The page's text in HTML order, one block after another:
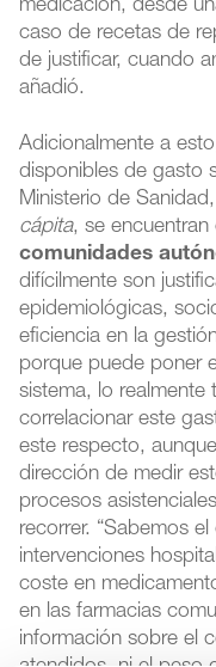
medicación, desde
caso de recetas de
de justificar, cuando
añadió.
Adicionalmente a
disponibles de gasto
Ministerio de
cápita, se encuentran
comunidades
difícilmente son
epidemiológicas,
eficiencia en la
porque puede poner
sistema, lo realmente
correlacionar este
este respecto,
dirección de medir
procesos
recorrer. “Sabemos
intervenciones
coste en
en las farmacias
información sobre el